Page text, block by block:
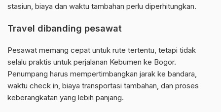
stasiun, biaya dan waktu tambahan perlu diperhitungkan.
Travel dibanding pesawat
Pesawat memang cepat untuk rute tertentu, tetapi tidak
selalu praktis untuk perjalanan Kebumen ke Bogor.
Penumpang harus mempertimbangkan jarak ke bandara,
waktu check in, biaya transportasi tambahan, dan proses
keberangkatan yang lebih panjang.